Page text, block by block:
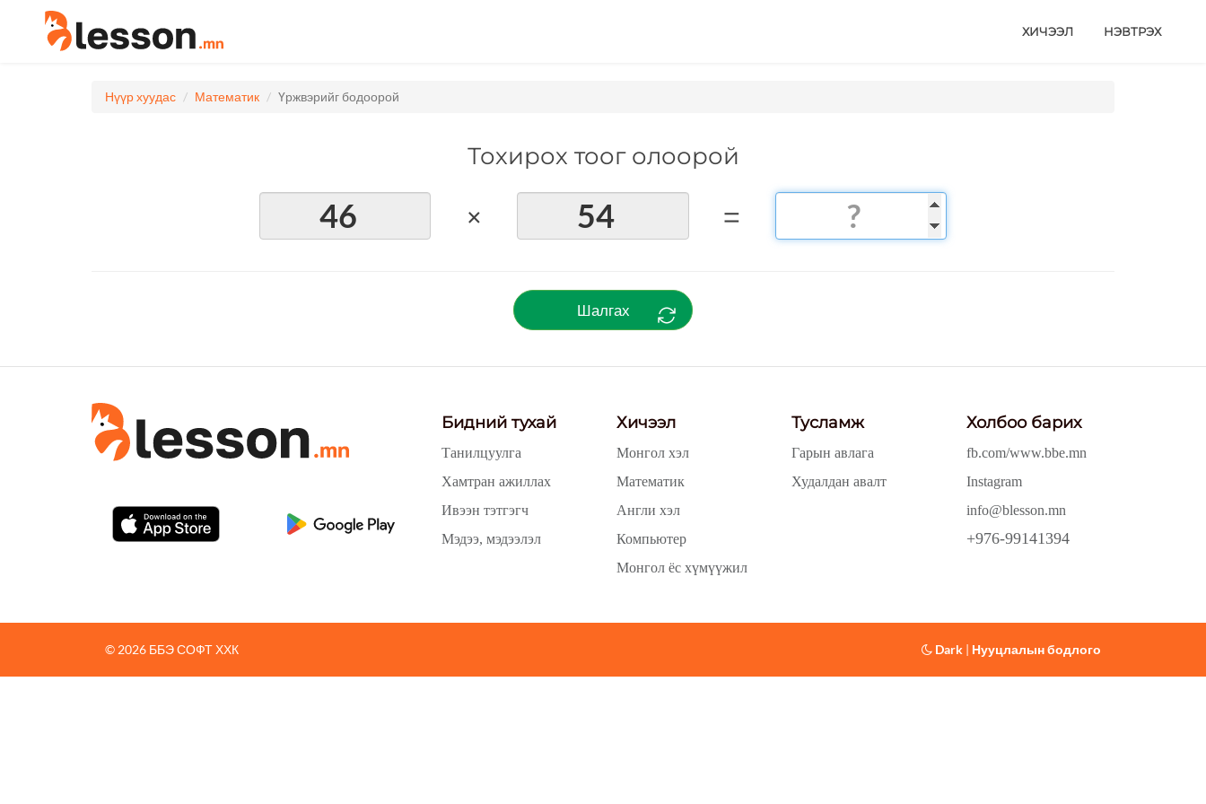
ХИЧЭЭЛ НЭВТРЭХ
Нүүр хуудас Математик Үржвэрийг бодоорой
Тохирох тоог олоорой
× =
Шалгах
Бидний тухай
Танилцуулга
Хамтран ажиллах
Ивээн тэтгэгч
Мэдээ, мэдээлэл
Хичээл
Монгол хэл
Математик
Англи хэл
Компьютер
Монгол ёс хүмүүжил
Тусламж
Гарын авлага
Худалдан авалт
Холбоо барих
fb.com/www.bbe.mn
Instagram
info@blesson.mn
+976-99141394
© 2026 ББЭ СОФТ ХХК Dark | Нууцлалын бодлого